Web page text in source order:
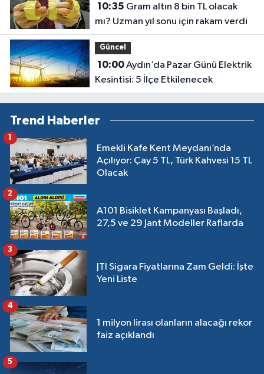
10:35
mı? Uzman yıl sonu için rakam verdi
Güncel
10:00Aydın’da Pazar Günü Elektrik
Kesintisi: 5 İlçe Etkilenecek
Trend Haberler
Emekli Kafe Kent Meydanı’nda
Açılıyor: Çay 5 TL, Türk Kahvesi 15 TL
Olacak
1
A101 Bisiklet Kampanyası Başladı,
27,5 ve 29 Jant Modeller Raflarda
2
JTI Sigara Fiyatlarına Zam Geldi: İşte
Yeni Liste
3
1 milyon lirası olanların alacağı rekor
faiz açıklandı
4
5